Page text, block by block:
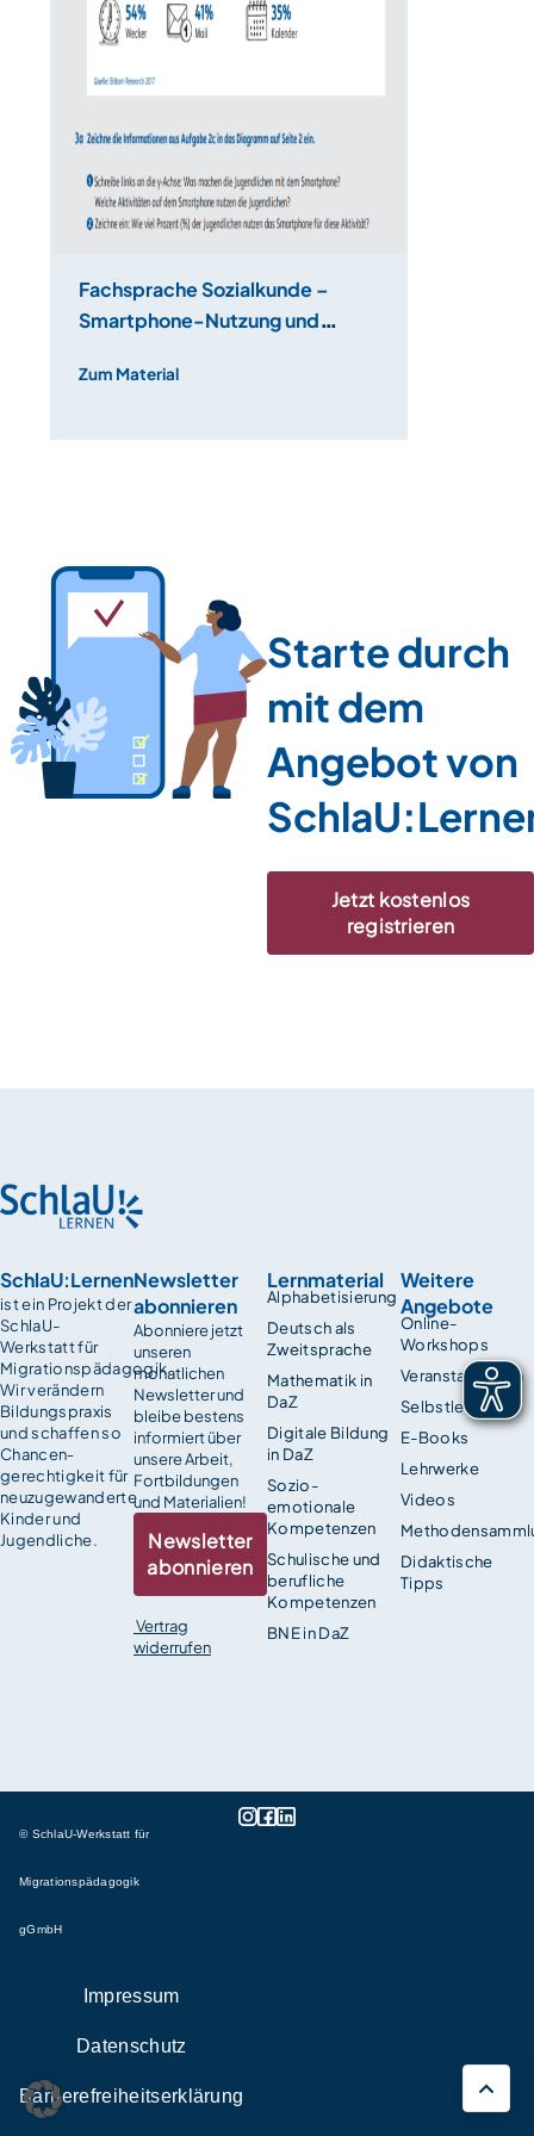
Fachsprache Sozialkunde –
Smartphone-Nutzung und
Zum Material
Starte durch
mit dem
Angebot von
Jetzt kostenlos
registrieren
SchlaU:Lernen
ist ein Projekt der
SchlaU-
Werkstatt für
Migrationspädagogik.
Wir verändern
Bildungspraxis
und schaffen so
Chancen­
gerechtigkeit für
neuzugewanderte
Kinder und
Jugendliche.
Lernmaterial
Alphabetisierung
Deutsch als
Zweitsprache
Mathematik in
DaZ
Digitale Bildung
in DaZ
Sozio-
emotionale
Kompetenzen
Schulische und
berufliche
Kompetenzen
BNE in DaZ
Weitere
Angebote
Online-
Workshops
Veranstaltungen
Selbstlernkurse
E-Books
Lehrwerke
Videos
Didaktische
Tipps
Newsletter
abonnieren
Abonniere jetzt
unseren
monatlichen
Newsletter und
bleibe bestens
informiert über
unsere Arbeit,
Fortbildungen
und Materialien!
Newsletter
abonnieren
Vertrag
widerrufen
© SchlaU-Werkstatt für
Migrationspädagogik
gGmbH
Impressum
Datenschutz
Barrierefreiheitserklärung